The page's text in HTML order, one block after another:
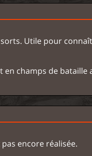
Utile pour
champs de bataille
encore réalisée.